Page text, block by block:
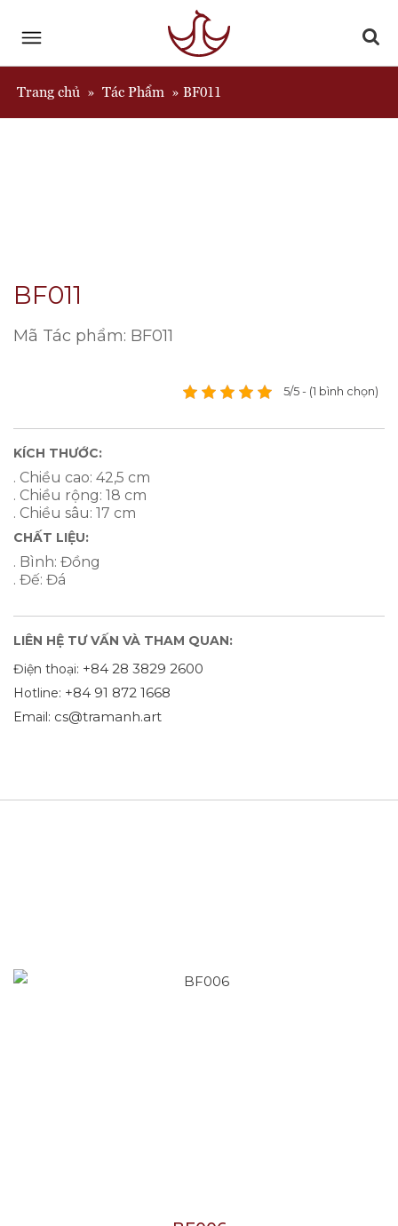
Trang chủ » Tác Phẩm » BF011
BF011
Mã Tác phẩm: BF011
5/5 - (1 bình chọn)
KÍCH THƯỚC:
. Chiều cao: 42,5 cm
. Chiều rộng: 18 cm
. Chiều sâu: 17 cm
CHẤT LIỆU:
. Bình: Đồng
. Đế: Đá
LIÊN HỆ TƯ VẤN VÀ THAM QUAN:
Điện thoại: +84 28 3829 2600
Hotline: +84 91 872 1668
Email: cs@tramanh.art